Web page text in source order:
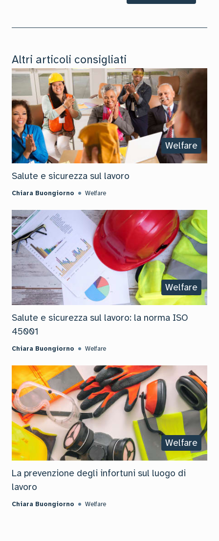
Altri articoli consigliati
Welfare
Salute e sicurezza sul lavoro
Chiara Buongiorno Welfare
Welfare
Salute e sicurezza sul lavoro: la norma ISO
45001
Chiara Buongiorno Welfare
Welfare
La prevenzione degli infortuni sul luogo di
lavoro
Chiara Buongiorno Welfare